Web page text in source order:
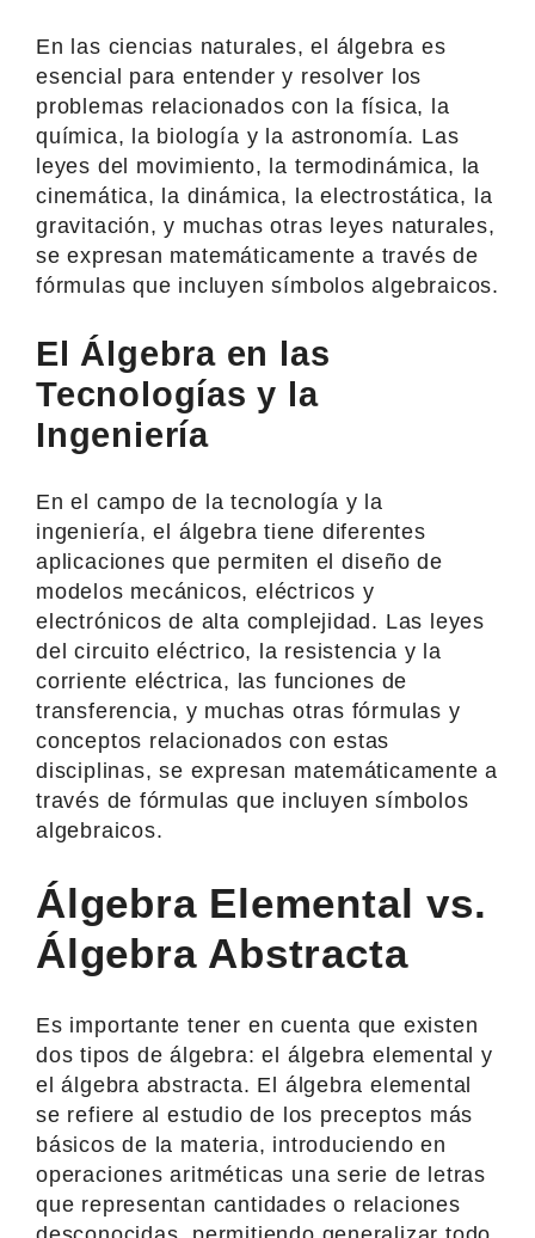
En las ciencias naturales, el álgebra es
esencial para entender y resolver los
problemas relacionados con la física, la
química, la biología y la astronomía. Las
leyes del movimiento, la termodinámica, la
cinemática, la dinámica, la electrostática, la
gravitación, y muchas otras leyes naturales,
se expresan matemáticamente a través de
fórmulas que incluyen símbolos algebraicos.
El Álgebra en las
Tecnologías y la
Ingeniería
En el campo de la tecnología y la
ingeniería, el álgebra tiene diferentes
aplicaciones que permiten el diseño de
modelos mecánicos, eléctricos y
electrónicos de alta complejidad. Las leyes
del circuito eléctrico, la resistencia y la
corriente eléctrica, las funciones de
transferencia, y muchas otras fórmulas y
conceptos relacionados con estas
disciplinas, se expresan matemáticamente a
través de fórmulas que incluyen símbolos
algebraicos.
Álgebra Elemental vs.
Álgebra Abstracta
Es importante tener en cuenta que existen
dos tipos de álgebra: el álgebra elemental y
el álgebra abstracta. El álgebra elemental
se refiere al estudio de los preceptos más
básicos de la materia, introduciendo en
operaciones aritméticas una serie de letras
que representan cantidades o relaciones